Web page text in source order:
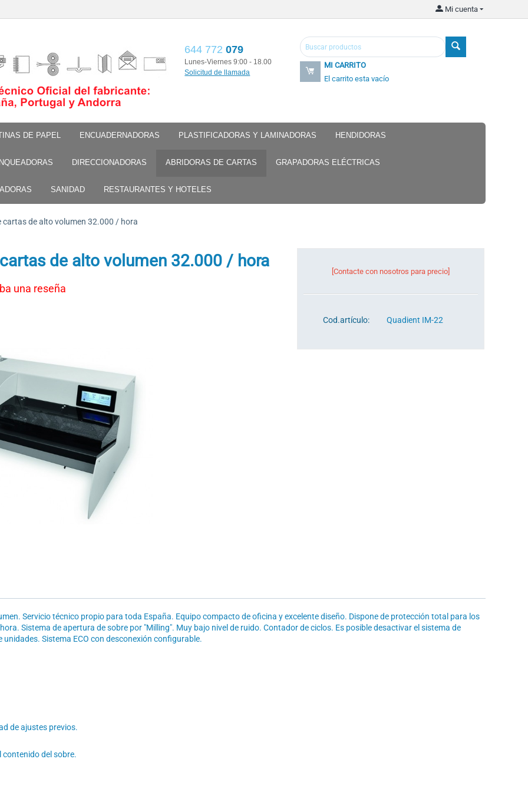
Mi cuenta
644 772 079
Lunes-Viernes 9:00 - 18.00
Solicitud de llamada
MI CARRITO
El carrito esta vacío
DE PAPEL ENCUADERNADORAS PLASTIFICADORAS Y LAMINADORAS HENDIDORAS
DIRECCIONADORAS ABRIDORAS DE CARTAS GRAPADORAS ELÉCTRICAS
SANIDAD RESTAURANTES Y HOTELES
de alto volumen 32.000 / hora
de alto volumen 32.000 / hora
una reseña
[Contacte con nosotros para precio]
Cod.artículo: Quadient IM-22
Servicio técnico propio para toda España. Equipo compacto de oficina y excelente diseño. Dispone de protección total para los
Sistema de apertura de sobre por "Milling". Muy bajo nivel de ruido. Contador de ciclos. Es posible desactivar el sistema de
Sistema ECO con desconexión configurable.
de ajustes previos.
del sobre.